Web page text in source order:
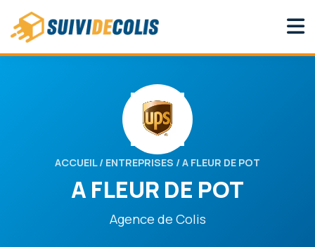
ACCUEIL/ ENTREPRISES / A FLEUR DE POT
A FLEUR DE POT
Agence de Colis